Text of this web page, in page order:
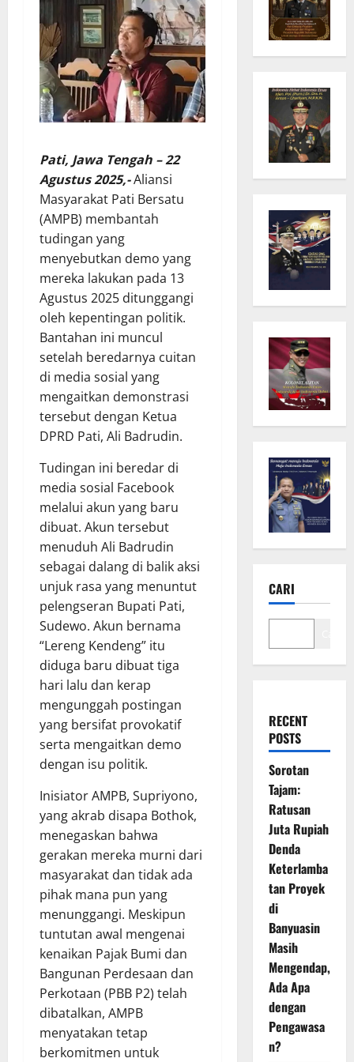
Pati, Jawa Tengah – 22
Agustus 2025,-Aliansi
Masyarakat Pati Bersatu
(AMPB) membantah
tudingan yang
menyebutkan demo yang
mereka lakukan pada 13
Agustus 2025 ditunggangi
oleh kepentingan politik.
Bantahan ini muncul
setelah beredarnya cuitan
di media sosial yang
mengaitkan demonstrasi
tersebut dengan Ketua
DPRD Pati, Ali Badrudin.
Tudingan ini beredar di
media sosial Facebook
melalui akun yang baru
dibuat. Akun tersebut
menuduh Ali Badrudin
sebagai dalang di balik aksi
unjuk rasa yang menuntut
pelengseran Bupati Pati,
Sudewo. Akun bernama
“Lereng Kendeng” itu
diduga baru dibuat tiga
hari lalu dan kerap
mengunggah postingan
yang bersifat provokatif
serta mengaitkan demo
dengan isu politik.
Inisiator AMPB, Supriyono,
yang akrab disapa Bothok,
menegaskan bahwa
gerakan mereka murni dari
masyarakat dan tidak ada
pihak mana pun yang
menunggangi. Meskipun
tuntutan awal mengenai
kenaikan Pajak Bumi dan
Bangunan Perdesaan dan
Perkotaan (PBB P2) telah
dibatalkan, AMPB
menyatakan tetap
berkomitmen untuk
CARI
RECENT
POSTS
Sorotan
Tajam:
Ratusan
Juta Rupiah
Denda
Keterlamba
tan Proyek
di
Banyuasin
Masih
Mengendap,
Ada Apa
dengan
Pengawasa
n?